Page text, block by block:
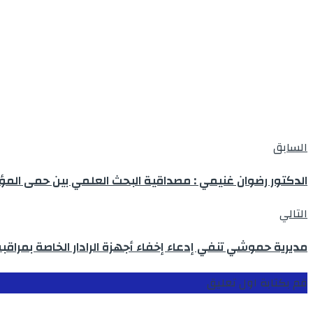
السابق
الدكتور رضوان غنيمي : مصداقية البحث العلمي بين حمى
التالي
مديرية حموشي تنفي إدعاء إخفاء أجهزة الرادار الخاصة
قم بكتابة اول تعليق